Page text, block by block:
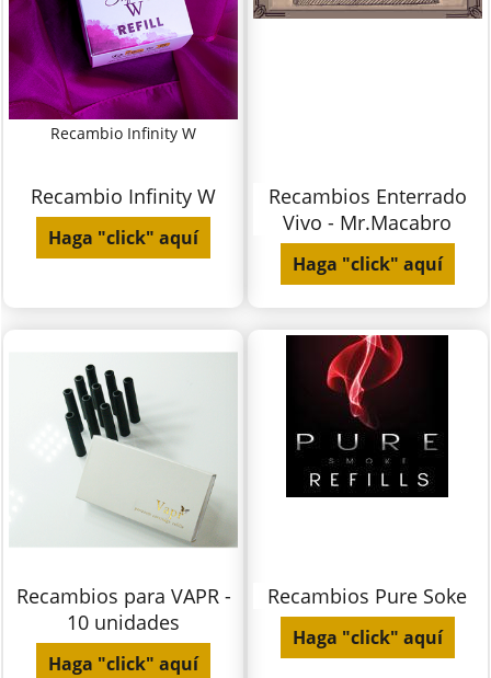
Recambio Infinity W
Recambio Infinity W
Haga "click" aquí
Recambios Enterrado
Vivo - Mr.Macabro
Haga "click" aquí
Recambios para VAPR -
10 unidades
Haga "click" aquí
Recambios Pure Soke
Haga "click" aquí